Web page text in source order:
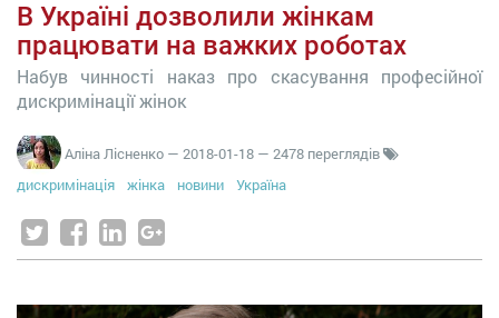
В Україні дозволили жінкам
працювати на важких роботах
Набув чинності наказ про скасування професійної
дискримінації жінок
Аліна Лісненко — 2018-01-18 — 2478 переглядів
дискримінація
жінка новини Україна